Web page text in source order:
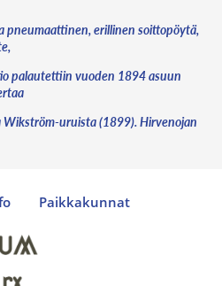
pneumaattinen, erillinen soittopöytä,
palautettiin vuoden 1894 asuun
uruista (1899). Hirvenojan
Paikkakunnat